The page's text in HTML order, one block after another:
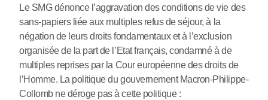
Le SMG dénonce l’aggravation des conditions de vie des
sans-papiers liée aux multiples refus de séjour, à la
négation de leurs droits fondamentaux et à l’exclusion
organisée de la part de l’Etat français, condamné à de
multiples reprises par la Cour européenne des droits de
l’Homme. La politique du gouvernement Macron-Philippe-
Collomb ne déroge pas à cette politique :